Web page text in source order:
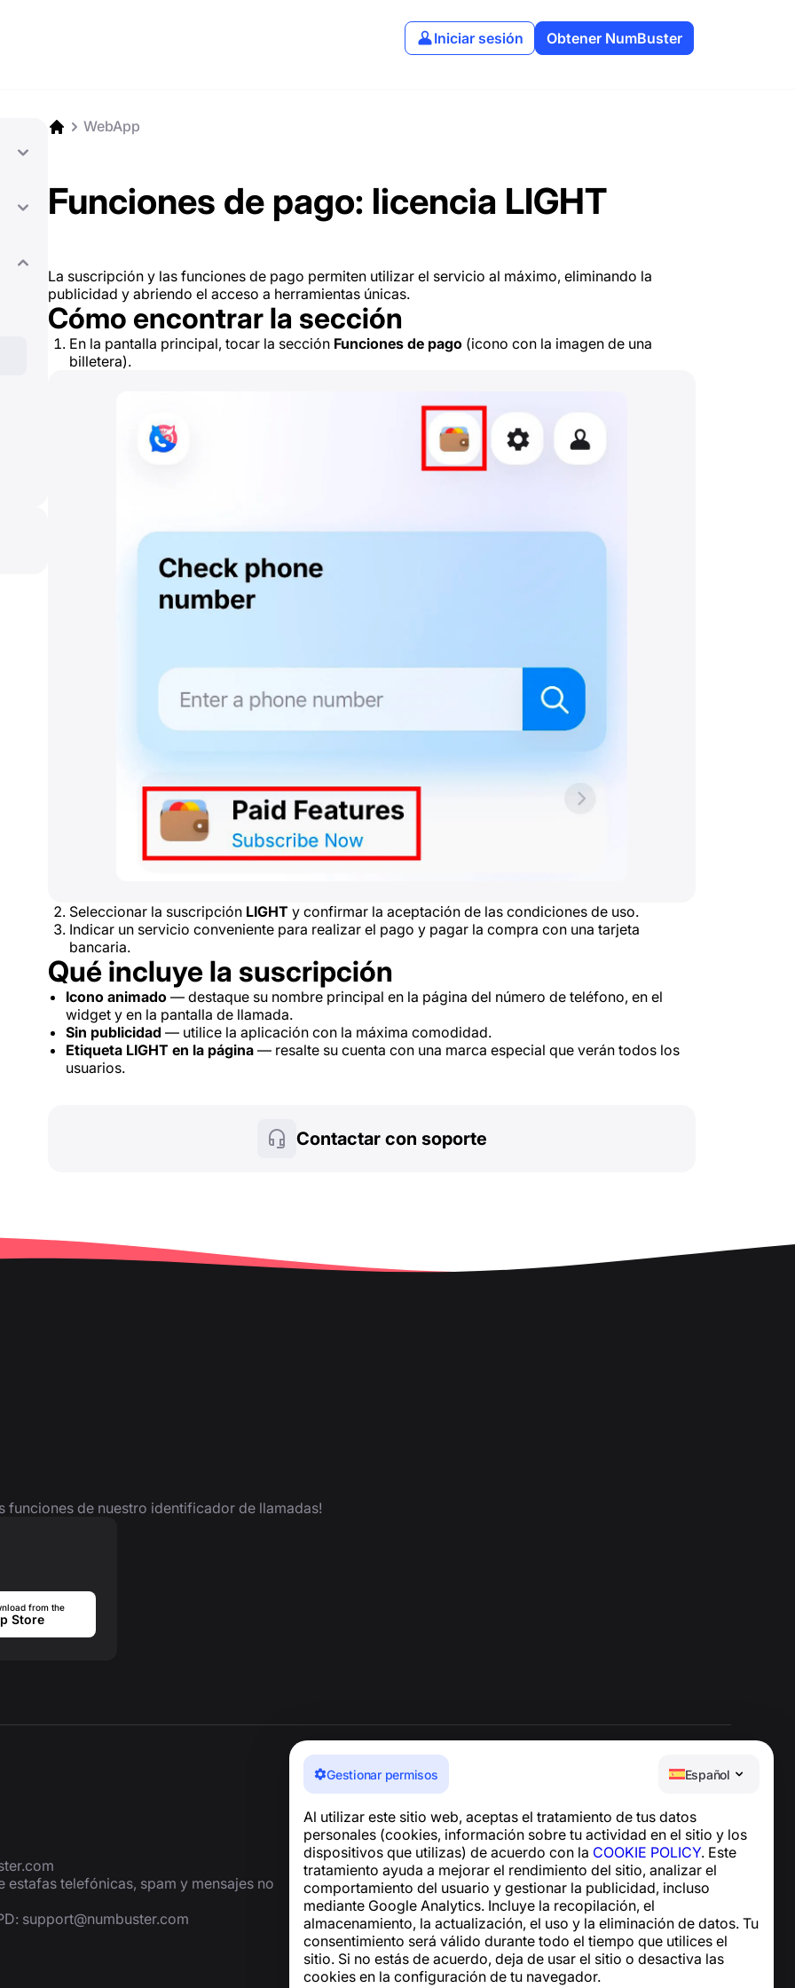
Iniciar sesión Obtener NumBuster
Gestionar permisos Español
Al utilizar este sitio web, aceptas el tratamiento de tus datos
personales (cookies, información sobre tu actividad en el sitio y los
dispositivos que utilizas) de acuerdo con la COOKIE POLICY. Este
tratamiento ayuda a mejorar el rendimiento del sitio, analizar el
comportamiento del usuario y gestionar la publicidad, incluso
mediante Google Analytics. Incluye la recopilación, el
almacenamiento, la actualización, el uso y la eliminación de datos. Tu
consentimiento será válido durante todo el tiempo que utilices el
sitio. Si no estás de acuerdo, deja de usar el sitio o desactiva las
cookies en la configuración de tu navegador.
WebApp
Funciones de pago: licencia LIGHT
La suscripción y las funciones de pago permiten utilizar el servicio al máximo, eliminando la
publicidad y abriendo el acceso a herramientas únicas.
Cómo encontrar la sección
En la pantalla principal, tocar la sección Funciones de pago (icono con la imagen de una
billetera).
Seleccionar la suscripción LIGHT y confirmar la aceptación de las condiciones de uso.
Indicar un servicio conveniente para realizar el pago y pagar la compra con una tarjeta
bancaria.
Qué incluye la suscripción
Icono animado — destaque su nombre principal en la página del número de teléfono, en el
widget y en la pantalla de llamada.
Sin publicidad — utilice la aplicación con la máxima comodidad.
Etiqueta LIGHT en la página — resalte su cuenta con una marca especial que verán todos los
usuarios.
Contactar con soporte
funciones de nuestro identificador de llamadas!
from the
Store
telefónicas, spam y mensajes no
support@numbuster.com
Noticias y artículos
Sobre el proyecto
Contactos